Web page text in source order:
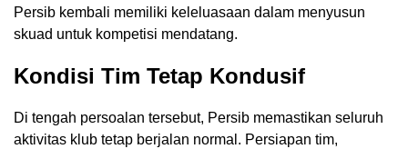
Persib kembali memiliki keleluasaan dalam menyusun
skuad untuk kompetisi mendatang.
Kondisi Tim Tetap Kondusif
Di tengah persoalan tersebut, Persib memastikan seluruh
aktivitas klub tetap berjalan normal. Persiapan tim,